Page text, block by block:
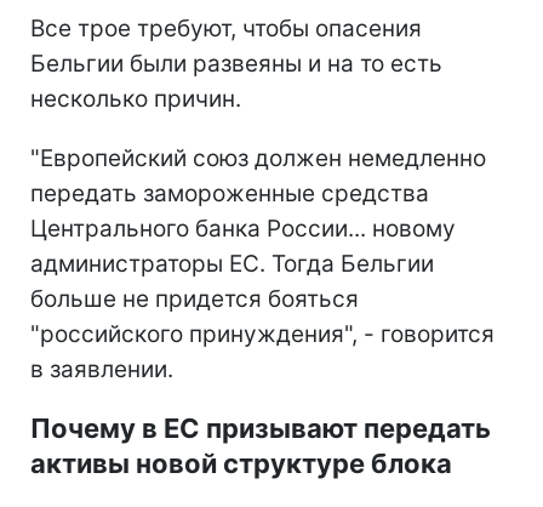
Все трое требуют, чтобы опасения
Бельгии были развеяны и на то есть
несколько причин.
"Европейский союз должен немедленно
передать замороженные средства
Центрального банка России... новому
администраторы ЕС. Тогда Бельгии
больше не придется бояться
"российского принуждения", - говорится
в заявлении.
Почему в ЕС призывают передать
активы новой структуре блока